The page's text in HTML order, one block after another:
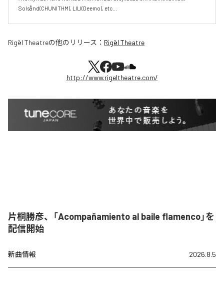
Solsånd(CHUNITHM), LILI(Deemo), etc...
Rigël Theatreの他のリリース： Rigël Theatre
http://www.rigeltheatre.com/
片桐勝彦、「Acompañamiento al baile flamenco」を
配信開始
新曲情報 2026.8.5